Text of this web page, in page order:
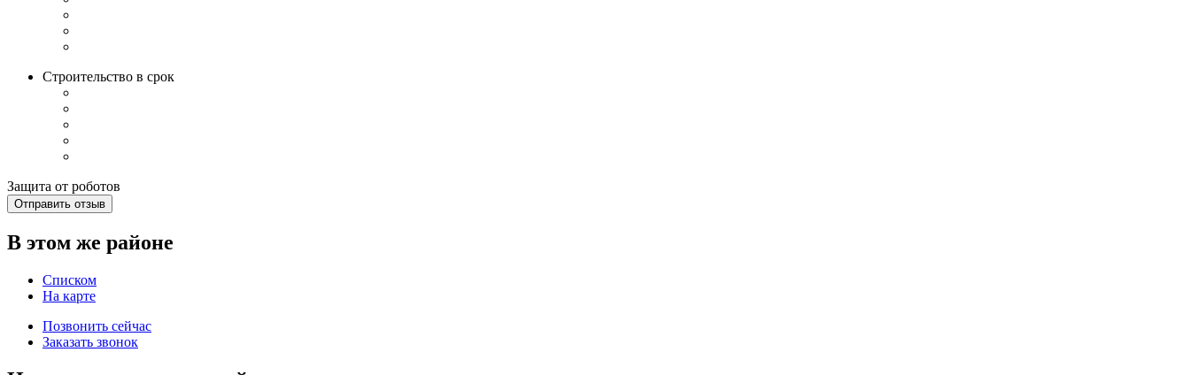
Строительство в срок
Защита от роботов
Отправить отзыв
В этом же районе
Списком
На карте
Позвонить сейчас
Заказать звонок